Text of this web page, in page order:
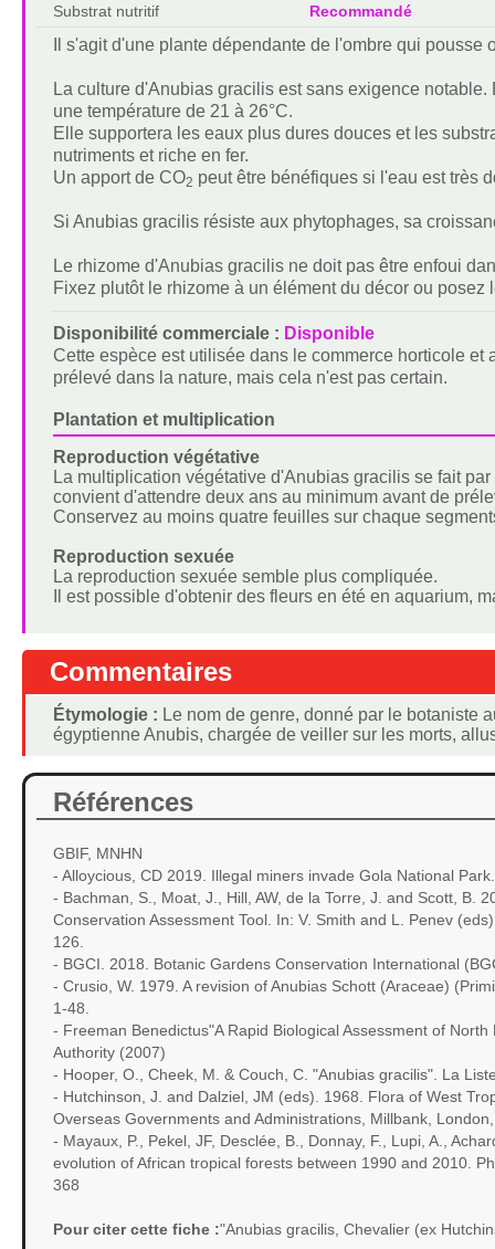
Substrat nutritif Recommandé
Il s'agit d'une plante dépendante de l'ombre qui
La culture d'Anubias gracilis est sans exigence
une température de 21 à 26°C.
Elle supportera les eaux plus dures douces et les
nutriments et riche en fer.
Un apport de CO2 peut être bénéfiques si l'eau est très
Si Anubias gracilis résiste aux phytophages, sa
Le rhizome d'Anubias gracilis ne doit pas être enfoui
Fixez plutôt le rhizome à un élément du décor ou posez
Disponibilité commerciale : Disponible
Cette espèce est utilisée dans le commerce horticole
prélevé dans la nature, mais cela n'est pas certain.
Plantation et multiplication
Reproduction végétative
La multiplication végétative d'Anubias gracilis se fait
convient d'attendre deux ans au minimum avant de
Conservez au moins quatre feuilles sur chaque
Reproduction sexuée
La reproduction sexuée semble plus compliquée.
Il est possible d'obtenir des fleurs en été en aquarium,
Commentaires
Étymologie : Le nom de genre, donné par le botaniste
égyptienne Anubis, chargée de veiller sur les morts,
Références
GBIF, MNHN
- Alloycious, CD 2019. Illegal miners invade Gola National
- Bachman, S., Moat, J., Hill, AW, de la Torre, J. and Scott, B.
Conservation Assessment Tool. In: V. Smith and L. Penev
126.
- BGCI. 2018. Botanic Gardens Conservation International
- Crusio, W. 1979. A revision of Anubias Schott (Araceae)
1-48.
- Freeman Benedictus"A Rapid Biological Assessment of
Authority (2007)
- Hooper, O., Cheek, M. & Couch, C. "Anubias gracilis". La
- Hutchinson, J. and Dalziel, JM (eds). 1968. Flora of West
Overseas Governments and Administrations, Millbank,
- Mayaux, P., Pekel, JF, Desclée, B., Donnay, F., Lupi, A.,
evolution of African tropical forests between 1990 and 2010.
368
Pour citer cette fiche :"Anubias gracilis, Chevalier (ex